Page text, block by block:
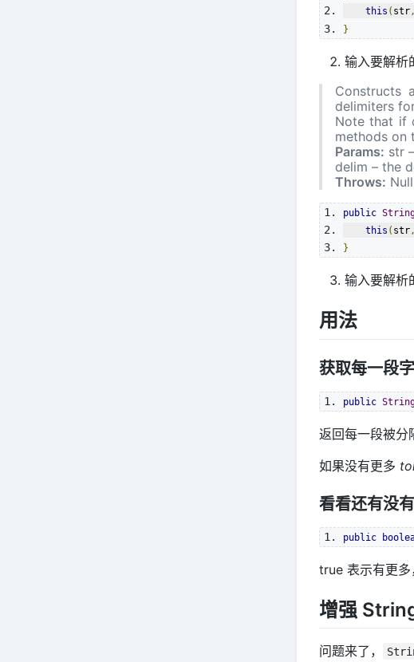
this ( str,
}
输入要解析
Constructs
delimiters
Note that if
methods on
Params: str
delim – the
Throws:
public
this ( str,
}
输入要解析
用法
获取每一段
public
返回每一段被分
如果没有更多
看看还有没
public
true 表示有更多
增强
问题来了，